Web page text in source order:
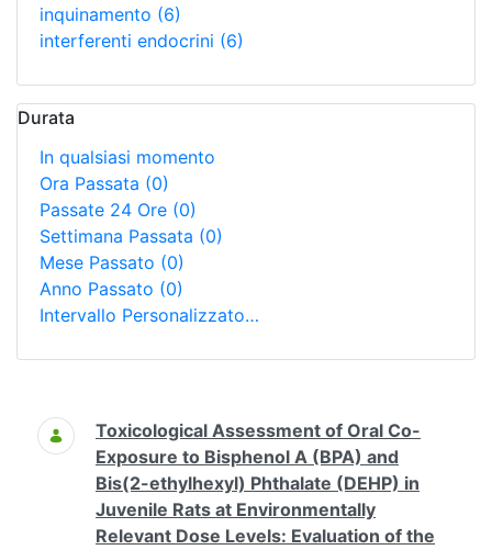
inquinamento (6)
interferenti endocrini (6)
Durata
In qualsiasi momento
Ora Passata (0)
Passate 24 Ore (0)
Settimana Passata (0)
Mese Passato (0)
Anno Passato (0)
Intervallo Personalizzato…
Ricerca
Toxicological Assessment of Oral Co-
Exposure to Bisphenol A (BPA) and
Bis(2-ethylhexyl) Phthalate (DEHP) in
Juvenile Rats at Environmentally
Relevant Dose Levels: Evaluation of the